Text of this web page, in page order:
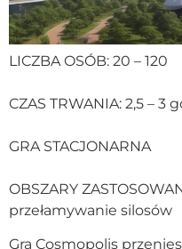
LICZBA OSÓB: 20 – 120
CZAS TRWANIA: 2,5 – 3
GRA STACJONARNA
OBSZARY
przełamywanie silosów
Gra Cosmopolis